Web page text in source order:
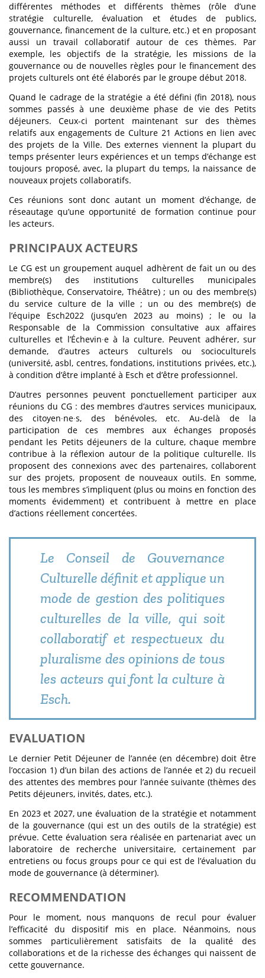
différentes méthodes et différents thèmes (rôle d’une
stratégie culturelle, évaluation et études de publics,
gouvernance, financement de la culture, etc.) et en proposant
aussi un travail collaboratif autour de ces thèmes. Par
exemple, les objectifs de la stratégie, les missions de la
gouvernance ou de nouvelles règles pour le financement des
projets culturels ont été élaborés par le groupe début 2018.
Quand le cadrage de la stratégie a été défini (fin 2018), nous
sommes passés à une deuxième phase de vie des Petits
déjeuners. Ceux-ci portent maintenant sur des thèmes
relatifs aux engagements de Culture 21 Actions en lien avec
des projets de la Ville. Des externes viennent la plupart du
temps présenter leurs expériences et un temps d’échange est
toujours proposé, avec, la plupart du temps, la naissance de
nouveaux projets collaboratifs.
Ces réunions sont donc autant un moment d’échange, de
réseautage qu’une opportunité de formation continue pour
les acteurs.
PRINCIPAUX ACTEURS
Le CG est un groupement auquel adhèrent de fait un ou des
membre(s) des institutions culturelles municipales
(Bibliothèque, Conservatoire, Théâtre) ; un ou des membre(s)
du service culture de la ville ; un ou des membre(s) de
l’équipe Esch2022 (jusqu’en 2023 au moins) ; le ou la
Responsable de la Commission consultative aux affaires
culturelles et l’Échevin∙e à la culture. Peuvent adhérer, sur
demande, d’autres acteurs culturels ou socioculturels
(université, asbl, centres, fondations, institutions privées, etc.),
à condition d’être implanté à Esch et d’être professionnel.
D’autres personnes peuvent ponctuellement participer aux
réunions du CG : des membres d’autres services municipaux,
des citoyen∙ne∙s, des bénévoles, etc. Au-delà de la
participation de ces membres aux échanges proposés
pendant les Petits déjeuners de la culture, chaque membre
contribue à la réflexion autour de la politique culturelle. Ils
proposent des connexions avec des partenaires, collaborent
sur des projets, proposent de nouveaux outils. En somme,
tous les membres s’impliquent (plus ou moins en fonction des
moments évidemment) et contribuent à mettre en place
d’actions réellement concertées.
Le Conseil de Gouvernance
Culturelle définit et applique un
mode de gestion des politiques
culturelles de la ville, qui soit
collaboratif et respectueux du
pluralisme des opinions de tous
les acteurs qui font la culture à
Esch.
EVALUATION
Le dernier Petit Déjeuner de l’année (en décembre) doit être
l’occasion 1) d’un bilan des actions de l’année et 2) du recueil
des attentes des membres pour l’année suivante (thèmes des
Petits déjeuners, invités, dates, etc.).
En 2023 et 2027, une évaluation de la stratégie et notamment
de la gouvernance (qui est un des outils de la stratégie) est
prévue. Cette évaluation sera réalisée en partenariat avec un
laboratoire de recherche universitaire, certainement par
entretiens ou focus groups pour ce qui est de l’évaluation du
mode de gouvernance (à déterminer).
RECOMMENDATION
Pour le moment, nous manquons de recul pour évaluer
l’efficacité du dispositif mis en place. Néanmoins, nous
sommes particulièrement satisfaits de la qualité des
collaborations et de la richesse des échanges qui naissent de
cette gouvernance.